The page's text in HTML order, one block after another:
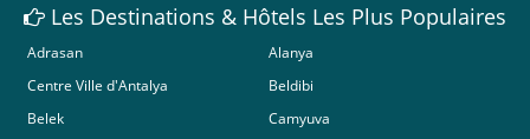
Les Destinations & Hôtels Les Plus Populaires
Adrasan
Alanya
Centre Ville d'Antalya
Beldibi
Belek
Camyuva